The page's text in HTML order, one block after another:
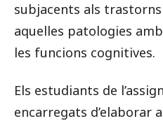
subjacents als
aquelles patologies
les funcions cognitives.
Els estudiants de
encarregats d’elaborar